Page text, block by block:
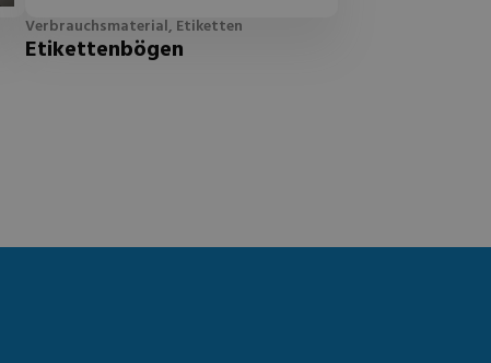
Verbrauchsmaterial, Etiketten
Etikettenbögen